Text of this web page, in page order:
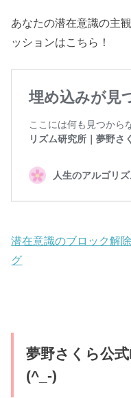
あなたの潜在意識の主
ッションはこちら！
潜在意識のブロック解
グ
夢野さくら公
(^_-)